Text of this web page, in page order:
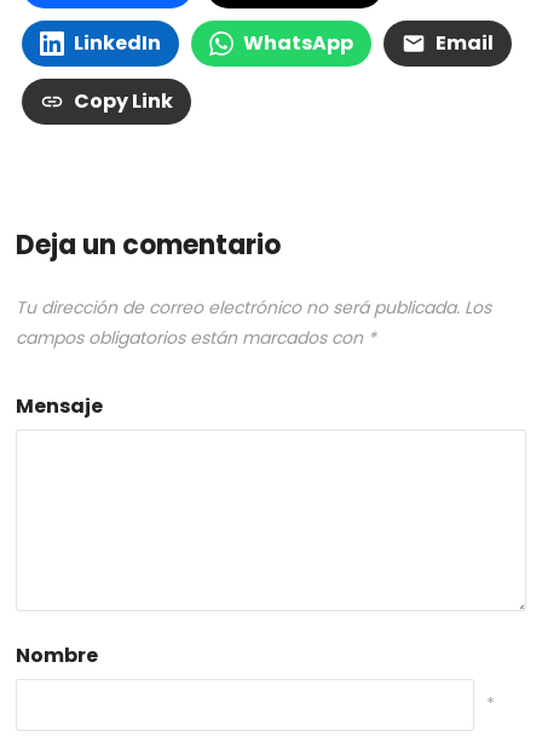
LinkedIn WhatsApp Email
Copy Link
Deja un comentario
Tu dirección de correo electrónico no será publicada. Los
campos obligatorios están marcados con *
Mensaje
Nombre
*